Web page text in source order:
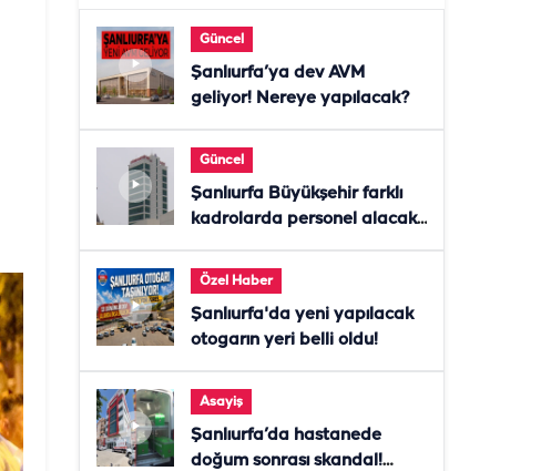
Güncel
Şanlıurfa’ya dev AVM
geliyor! Nereye yapılacak?
Güncel
Şanlıurfa Büyükşehir farklı
kadrolarda personel alacak!
Özel Haber
Şanlıurfa'da yeni yapılacak
otogarın yeri belli oldu!
Asayiş
Şanlıurfa’da hastanede
doğum sonrası skandal!